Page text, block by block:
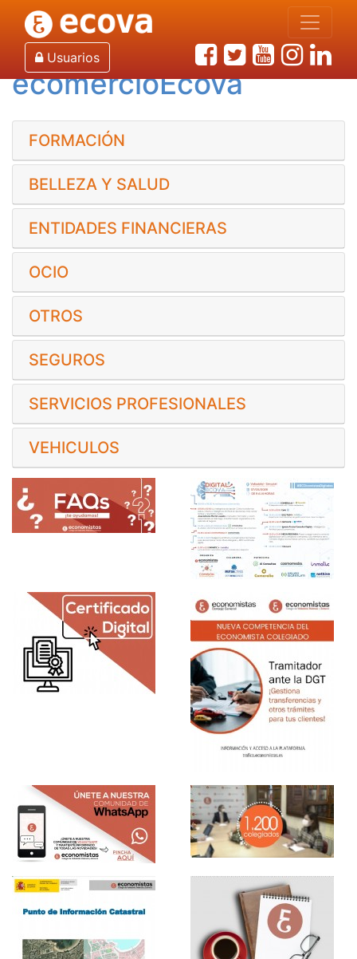
Usuarios
Inicio Servicios ecomercioEcova
ecomercioEcova
FORMACIÓN
BELLEZA Y SALUD
ENTIDADES FINANCIERAS
OCIO
OTROS
SEGUROS
SERVICIOS PROFESIONALES
VEHICULOS